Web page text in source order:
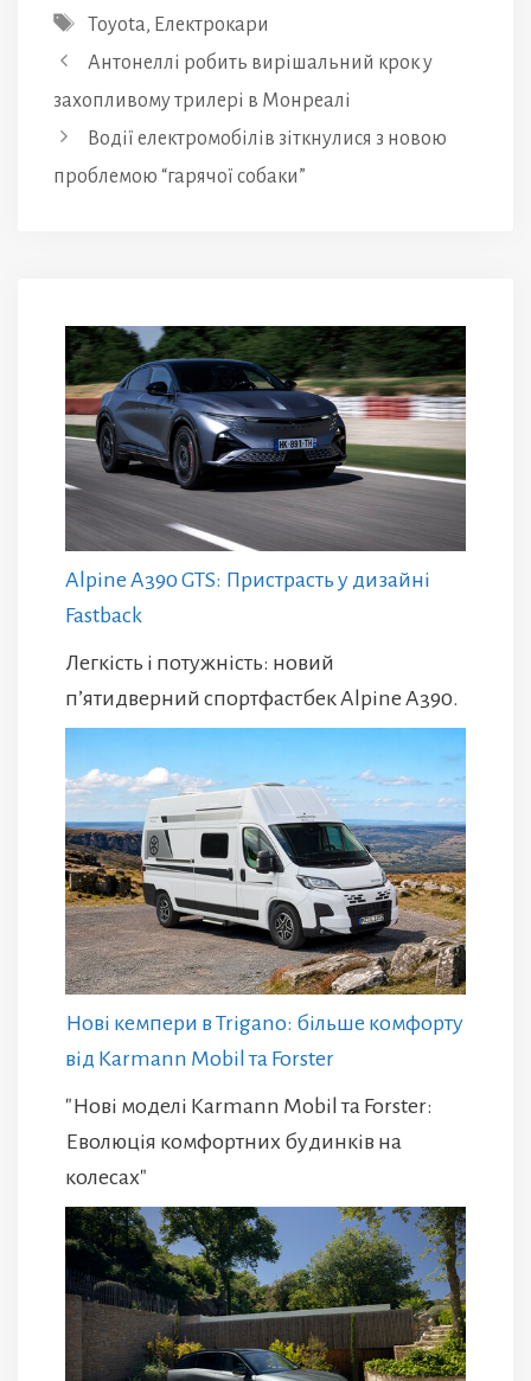
Позначки
Toyota, Електрокари
Антонеллі робить вирішальний крок у
захопливому трилері в Монреалі
Водії електромобілів зіткнулися з новою
проблемою “гарячої собаки”
Alpine A390 GTS: Пристрасть у дизайні
Fastback
Легкість і потужність: новий
п’ятидверний спортфастбек Alpine A390.
Нові кемпери в Trigano: більше комфорту
від Karmann Mobil та Forster
"Нові моделі Karmann Mobil та Forster:
Еволюція комфортних будинків на
колесах"